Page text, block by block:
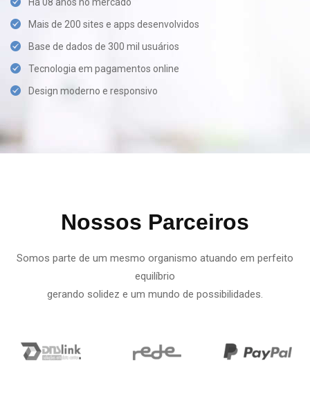
Mais de 200 sites e apps desenvolvidos
Base de dados de 300 mil usuários
Tecnologia em pagamentos online
Design moderno e responsivo
Nossos Parceiros
Somos parte de um mesmo organismo atuando em perfeito
equilíbrio
gerando solidez e um mundo de possibilidades.